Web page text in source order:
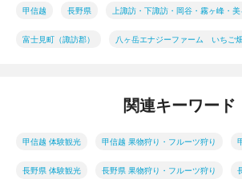
甲信越 長野県 上諏訪・下諏訪・岡谷・霧ヶ峰・
富士見町（諏訪郡） 八ヶ岳エナジーファーム いちご
関連キーワード
甲信越 体験観光 甲信越 果物狩り・フルーツ狩り
長野県 体験観光 長野県 果物狩り・フルーツ狩り